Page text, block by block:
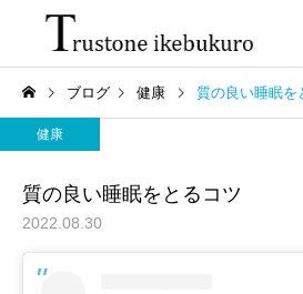
ブログ 健康 質の良い睡眠を
健康
質の良い睡眠をとるコツ
2022.08.30